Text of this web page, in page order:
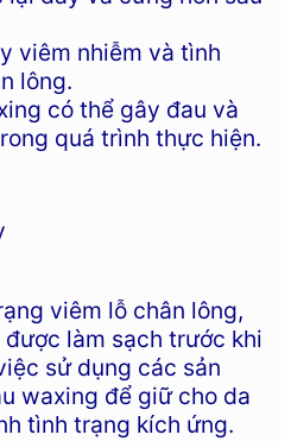
viêm nhiễm và tình
lông.
có thể gây đau và
quá trình thực hiện.
viêm lỗ chân lông,
làm sạch trước khi
sử dụng các sản
waxing để giữ cho da
tình trạng kích ứng.